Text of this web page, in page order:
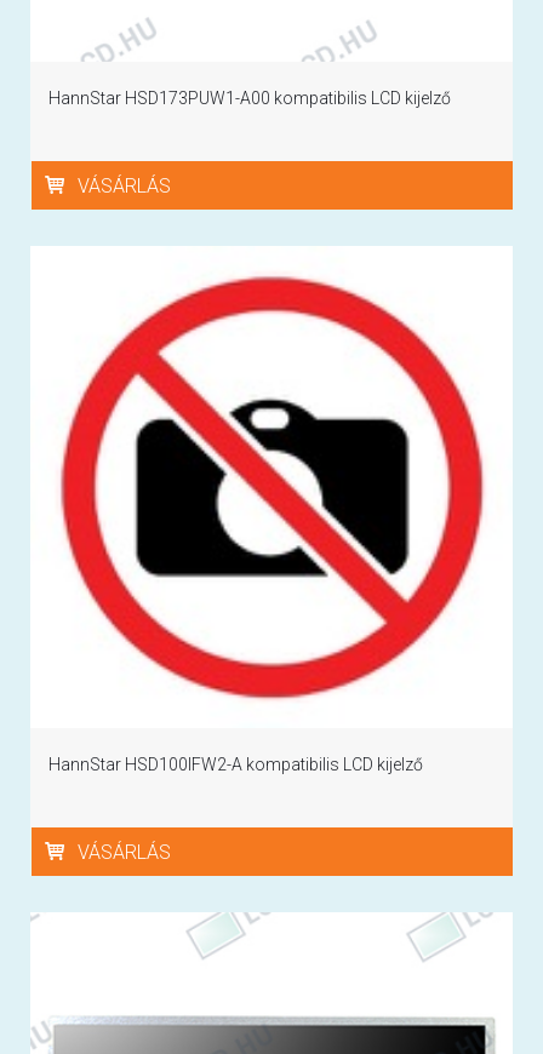
HannStar HSD173PUW1-A00 kompatibilis LCD kijelző
VÁSÁRLÁS
HannStar HSD100IFW2-A kompatibilis LCD kijelző
VÁSÁRLÁS